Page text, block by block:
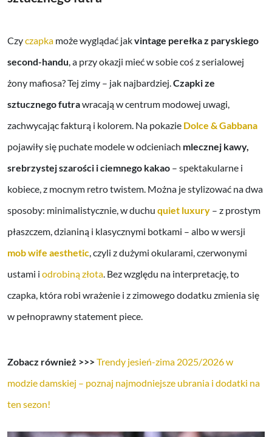
Czyczapka może wyglądać jakvintage perełka z paryskiego
second-handu , a przy okazji mieć w sobie coś z serialowej
żony mafiosa? Tej zimy – jak najbardziej. Czapki ze
sztucznego futrawracają w centrum modowej uwagi,
zachwycając fakturą i kolorem. Na pokazie Dolce & Gabbana
pojawiły się puchate modele w odcieniach mlecznej kawy,
srebrzystej szarości i ciemnego kakao – spektakularne i
kobiece, z mocnym retro twistem. Można je stylizować na dwa
sposoby: minimalistycznie, w duchu quiet luxury – z prostym
płaszczem, dzianiną i klasycznymi botkami – albo w wersji
mob wife aesthetic , czyli z dużymi okularami, czerwonymi
ustami i odrobiną złota . Bez względu na interpretację, to
czapka, która robi wrażenie i z zimowego dodatku zmienia się
w pełnoprawny statement piece.
Zobacz również >>>Trendy jesień-zima 2025/2026 w
modzie damskiej – poznaj najmodniejsze ubrania i dodatki na
ten sezon!